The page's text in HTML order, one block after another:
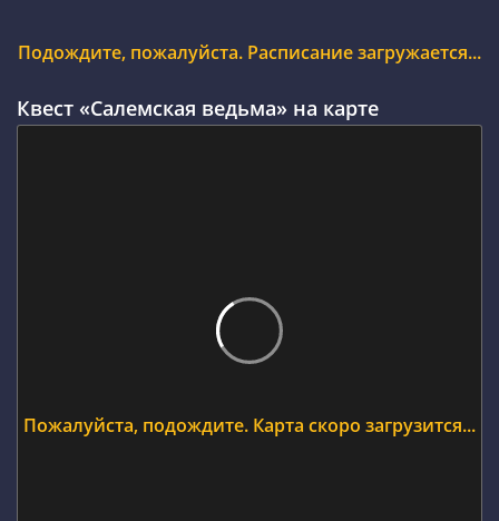
Подождите, пожалуйста. Расписание загружается...
Квест «Салемская ведьма» на карте
Пожалуйста, подождите. Карта скоро загрузится...